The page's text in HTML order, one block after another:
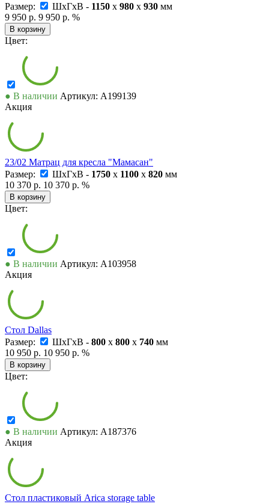
Размер:
ШxГxВ - 1150 x 980 x 930 мм
9 950 р. 9 950 р. %
В корзину
Цвет:
● В наличии Артикул: А199139
Акция
23/02 Матрац для кресла "Мамасан"
Размер:
ШxГxВ - 1750 x 1100 x 820 мм
10 370 р. 10 370 р. %
В корзину
Цвет:
● В наличии Артикул: А103958
Акция
Стол Dallas
Размер:
ШxГxВ - 800 x 800 x 740 мм
10 950 р. 10 950 р. %
В корзину
Цвет:
● В наличии Артикул: А187376
Акция
Стол пластиковый Arica storage table